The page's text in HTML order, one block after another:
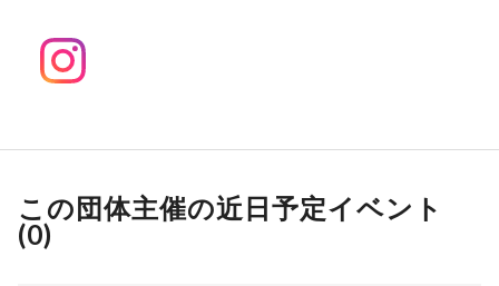
この団体主催の近日予定イベント
(0)